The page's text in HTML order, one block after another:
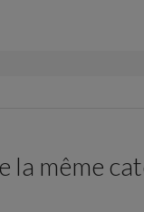
la même